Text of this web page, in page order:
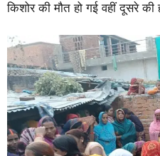
किशोर की मौत हो गई वहीं दूसरे की